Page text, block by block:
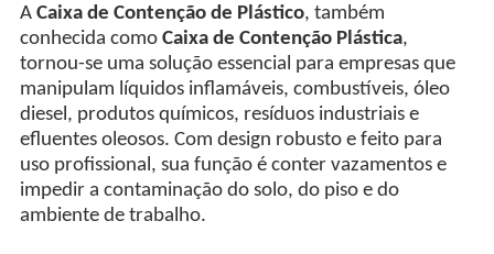
A Caixa de Contenção de Plástico, também
conhecida como Caixa de Contenção Plástica,
tornou-se uma solução essencial para empresas que
manipulam líquidos inflamáveis, combustíveis, óleo
diesel, produtos químicos, resíduos industriais e
efluentes oleosos. Com design robusto e feito para
uso profissional, sua função é conter vazamentos e
impedir a contaminação do solo, do piso e do
ambiente de trabalho.